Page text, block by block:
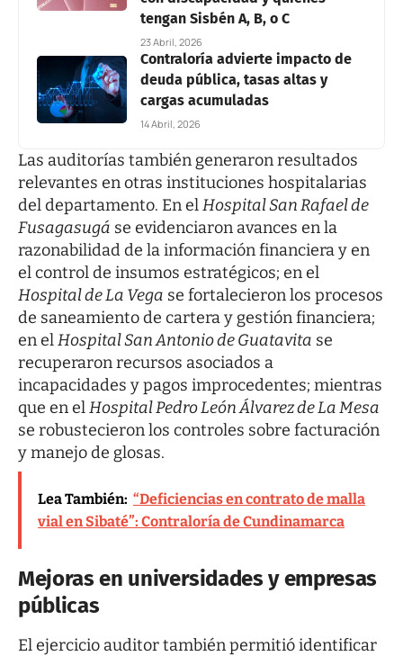
tengan Sisbén A, B, o C
23 Abril, 2026
Contraloría advierte impacto de
deuda pública, tasas altas y
cargas acumuladas
14 Abril, 2026
Las auditorías también generaron resultados
relevantes en otras instituciones hospitalarias
del departamento. En elHospital San Rafael de
Fusagasugá se evidenciaron avances en la
razonabilidad de la información financiera y en
el control de insumos estratégicos; en el
Hospital de La Vega se fortalecieron los procesos
de saneamiento de cartera y gestión financiera;
en elHospital San Antonio de Guatavita se
recuperaron recursos asociados a
incapacidades y pagos improcedentes; mientras
que en elHospital Pedro León Álvarez de La Mesa
se robustecieron los controles sobre facturación
y manejo de glosas.
Lea También: “Deficiencias en contrato de malla
vial en Sibaté”: Contraloría de Cundinamarca
Mejoras en universidades y empresas
públicas
El ejercicio auditor también permitió identificar